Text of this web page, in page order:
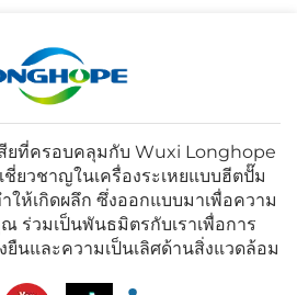
ยที่ครอบคลุมกับ Wuxi Longhope
ยวชาญในเครื่องระเหยแบบฮีตปั๊ม
ห้เกิดผลึก ซึ่งออกแบบมาเพื่อความ
ร่วมเป็นพันธมิตรกับเราเพื่อการ
ยืนและความเป็นเลิศด้านสิ่งแวดล้อม